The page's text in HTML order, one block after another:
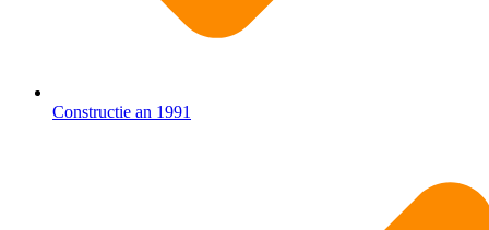
Constructie an 1991